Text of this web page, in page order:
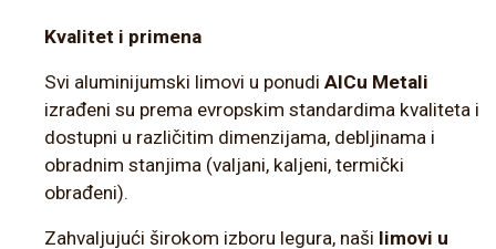
Kvalitet i primena
Svi aluminijumski limovi u ponudi AlCu Metali
izrađeni su prema evropskim standardima kvaliteta i
dostupni u različitim dimenzijama, debljinama i
obradnim stanjima (valjani, kaljeni, termički
obrađeni).
Zahvaljujući širokom izboru legura, naši limovi u